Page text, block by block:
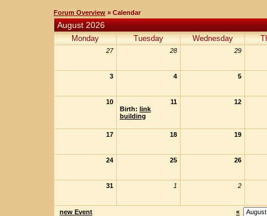
Forum Overview » Calendar
August 2026
Monday Tuesday Wednesday
27 28 29
3 4 5
10
11
Birth: link
building
12
17 18 19
24 25 26
31 1 2
new Event
«